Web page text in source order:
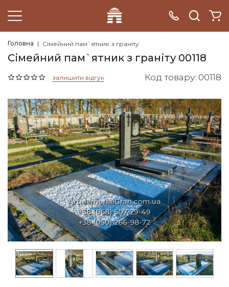
Головна Сімейний пам`ятник з граніту
Сімейний пам`ятник з граніту 00118
залишити відгук Код товару: 00118